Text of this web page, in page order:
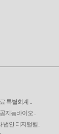
특별회계 ..
지능바이오 ..
법안 디지털헬..